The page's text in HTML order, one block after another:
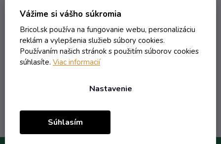
Vážime si vášho súkromia
Bricol.sk používa na fungovanie webu, personalizáciu
reklám a vylepšenia služieb súbory cookies.
Používaním našich stránok s použitím súborov cookies
súhlasíte. Viac informacií
Nastavenie
Súhlasím
0,25 € vrátane DPH
0,20 €
Do košíka